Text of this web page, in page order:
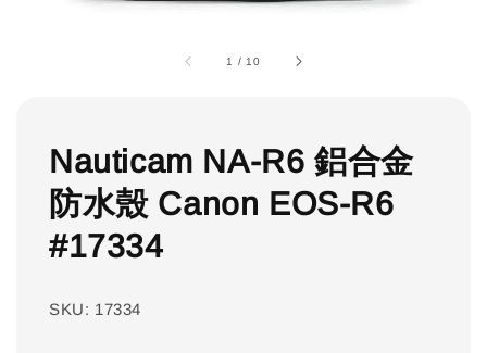
1 /10
Nauticam NA-R6 鋁合金
防水殼 Canon EOS-R6
#17334
SKU: 17334